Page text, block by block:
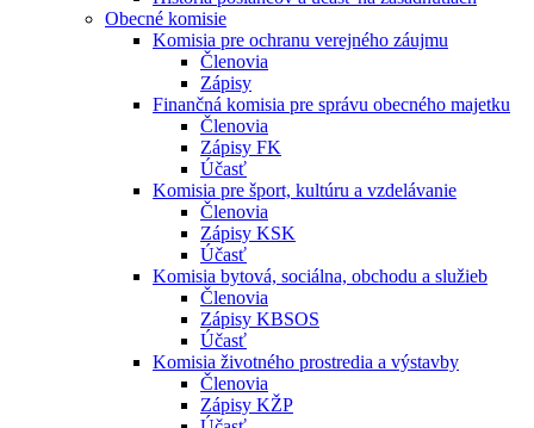
Obecné komisie
Komisia pre ochranu verejného záujmu
Členovia
Zápisy
Finančná komisia pre správu obecného majetku
Členovia
Zápisy FK
Účasť
Komisia pre šport, kultúru a vzdelávanie
Členovia
Zápisy KSK
Účasť
Komisia bytová, sociálna, obchodu a služieb
Členovia
Zápisy KBSOS
Účasť
Komisia životného prostredia a výstavby
Členovia
Zápisy KŽP